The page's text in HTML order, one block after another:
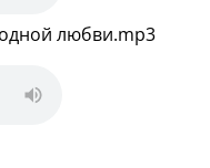
любви.mp3